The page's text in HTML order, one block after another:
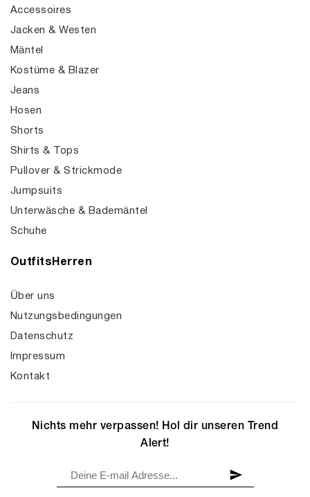
Accessoires
Jacken & Westen
Mäntel
Kostüme & Blazer
Jeans
Hosen
Shorts
Shirts & Tops
Pullover & Strickmode
Jumpsuits
Unterwäsche & Bademäntel
Schuhe
OutfitsHerren
Über uns
Nutzungsbedingungen
Datenschutz
Impressum
Kontakt
Nichts mehr verpassen! Hol dir unseren Trend
Alert!